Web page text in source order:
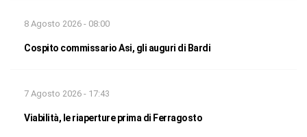
8 Agosto 2026 - 08:00
Cospito commissario Asi, gli auguri di Bardi
7 Agosto 2026 - 17:43
Viabilità, le riaperture prima di Ferragosto